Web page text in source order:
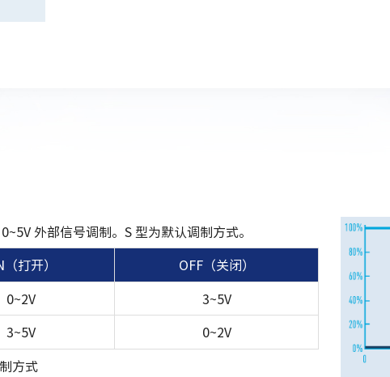
外部信号调制。S 型为默认调制方式。
打开）
OFF（关闭）
0~2V
3~5V
3~5V
0~2V
方式